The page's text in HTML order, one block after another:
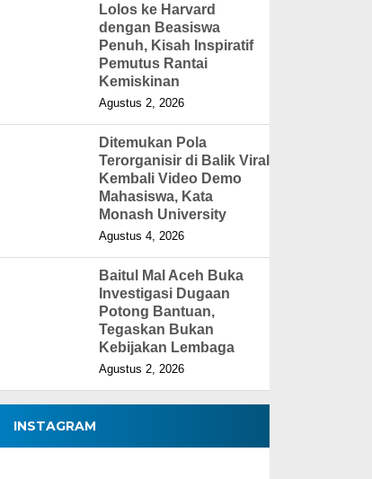
Lolos ke Harvard
dengan Beasiswa
Penuh, Kisah Inspiratif
Pemutus Rantai
Kemiskinan
Agustus 2, 2026
Ditemukan Pola
Terorganisir di Balik Viral
Kembali Video Demo
Mahasiswa, Kata
Monash University
Agustus 4, 2026
Baitul Mal Aceh Buka
Investigasi Dugaan
Potong Bantuan,
Tegaskan Bukan
Kebijakan Lembaga
Agustus 2, 2026
INSTAGRAM